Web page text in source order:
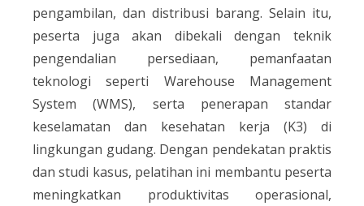
pengambilan, dan distribusi barang. Selain itu,
peserta juga akan dibekali dengan teknik
pengendalian persediaan, pemanfaatan
teknologi seperti Warehouse Management
System (WMS), serta penerapan standar
keselamatan dan kesehatan kerja (K3) di
lingkungan gudang. Dengan pendekatan praktis
dan studi kasus, pelatihan ini membantu peserta
meningkatkan produktivitas operasional,